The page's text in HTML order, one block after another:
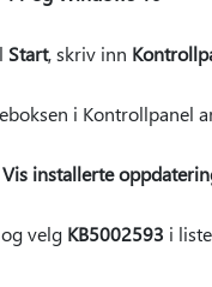
Start, skriv inn
i Kontrollpanel
Vis installerte
velg KB5002593 i